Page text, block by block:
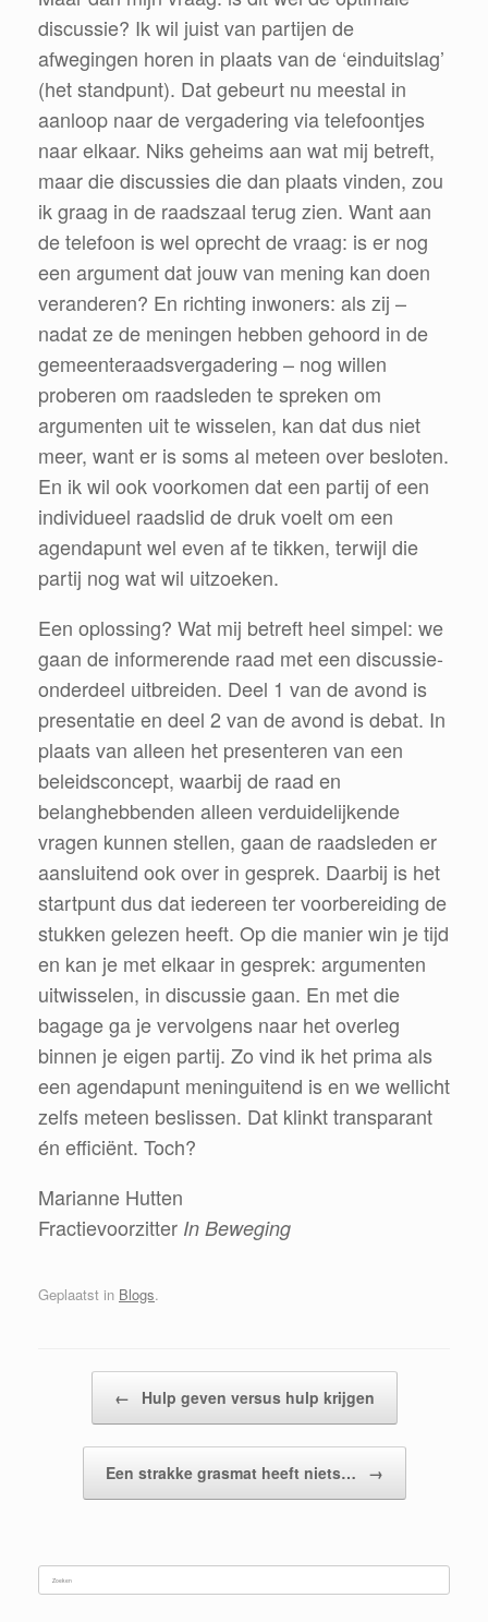
discussie? Ik wil juist van partijen de
afwegingen horen in plaats van de ‘einduitslag’
(het standpunt). Dat gebeurt nu meestal in
aanloop naar de vergadering via telefoontjes
naar elkaar. Niks geheims aan wat mij betreft,
maar die discussies die dan plaats vinden, zou
ik graag in de raadszaal terug zien. Want aan
de telefoon is wel oprecht de vraag: is er nog
een argument dat jouw van mening kan doen
veranderen? En richting inwoners: als zij –
nadat ze de meningen hebben gehoord in de
gemeenteraadsvergadering – nog willen
proberen om raadsleden te spreken om
argumenten uit te wisselen, kan dat dus niet
meer, want er is soms al meteen over besloten.
En ik wil ook voorkomen dat een partij of een
individueel raadslid de druk voelt om een
agendapunt wel even af te tikken, terwijl die
partij nog wat wil uitzoeken.
Een oplossing? Wat mij betreft heel simpel: we
gaan de informerende raad met een discussie-
onderdeel uitbreiden. Deel 1 van de avond is
presentatie en deel 2 van de avond is debat. In
plaats van alleen het presenteren van een
beleidsconcept, waarbij de raad en
belanghebbenden alleen verduidelijkende
vragen kunnen stellen, gaan de raadsleden er
aansluitend ook over in gesprek. Daarbij is het
startpunt dus dat iedereen ter voorbereiding de
stukken gelezen heeft. Op die manier win je tijd
en kan je met elkaar in gesprek: argumenten
uitwisselen, in discussie gaan. En met die
bagage ga je vervolgens naar het overleg
binnen je eigen partij. Zo vind ik het prima als
een agendapunt meninguitend is en we wellicht
zelfs meteen beslissen. Dat klinkt transparant
én efficiënt. Toch?
Marianne Hutten
Fractievoorzitter In Beweging
Geplaatst in Blogs.
← Hulp geven versus hulp krijgen
Een strakke grasmat heeft niets… →
Zoeken